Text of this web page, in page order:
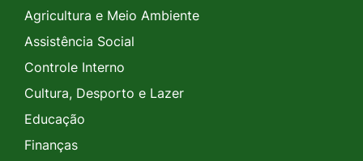
Agricultura e Meio Ambiente
Assistência Social
Controle Interno
Cultura, Desporto e Lazer
Educação
Finanças